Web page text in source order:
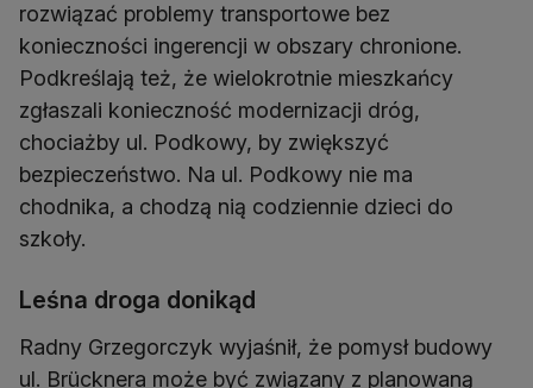
rozwiązać problemy transportowe bez
konieczności ingerencji w obszary chronione.
Podkreślają też, że wielokrotnie mieszkańcy
zgłaszali konieczność modernizacji dróg,
chociażby ul. Podkowy, by zwiększyć
bezpieczeństwo. Na ul. Podkowy nie ma
chodnika, a chodzą nią codziennie dzieci do
szkoły.
Leśna droga donikąd
Radny Grzegorczyk wyjaśnił, że pomysł budowy
ul. Brücknera może być związany z planowaną